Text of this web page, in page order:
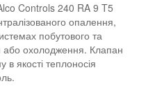
Controls 240 RA 9 T5
опалення,
побутового та
або охолодження. Клапан
якості теплоносія